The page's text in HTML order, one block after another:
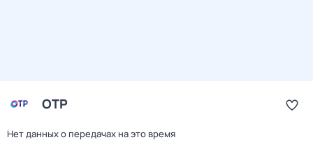
ОТР
Нет данных о передачах на это время